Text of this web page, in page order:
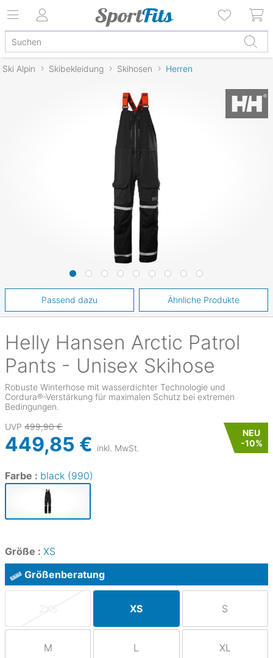
Ski Alpin Skibekleidung Skihosen Herren
Helly Hansen Arctic Patrol
Pants - Unisex Skihose
Robuste Winterhose mit wasserdichter Technologie und
Cordura®-Verstärkung für maximalen Schutz bei extremen
Bedingungen.
UVP 499,90 €
449,85 € inkl. MwSt.
NEU
-10%
Farbe : black (990)
Größe : XS
Größenberatung
2XS XS S
M L XL
Passend dazu Ähnliche Produkte